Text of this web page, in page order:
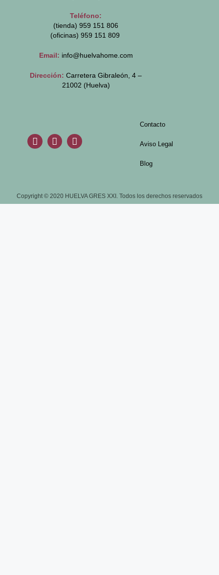
Teléfono:
(tienda) 959 151 806
(oficinas) 959 151 809
Email: info@huelvahome.com
Dirección: Carretera Gibraleón, 4 –
21002 (Huelva)
Contacto
Aviso Legal
Blog
Copyright © 2020 HUELVA GRES XXI. Todos los derechos reservados